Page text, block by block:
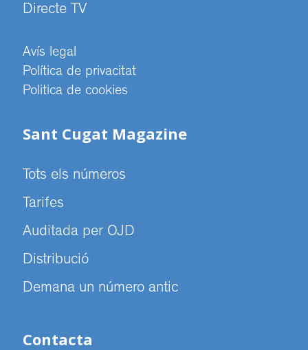
Directe TV
Avís legal
Política de privacitat
Politica de cookies
Sant Cugat Magazine
Tots els números
Tarifes
Auditada per OJD
Distribució
Demana un número antic
Contacta